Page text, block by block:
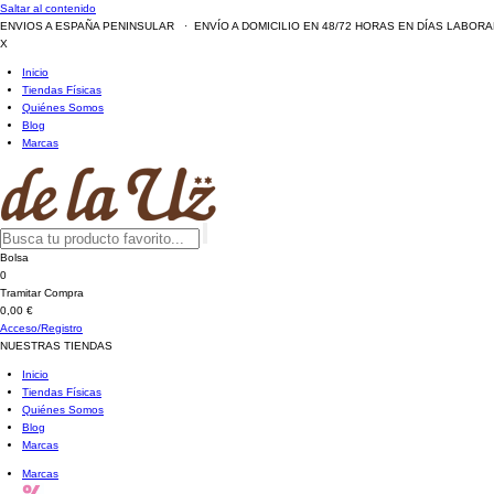
Saltar al contenido
ENVIOS A ESPAÑA PENINSULAR · ENVÍO A DOMICILIO EN 48/72 HORAS EN DÍAS
X
Inicio
Tiendas Físicas
Quiénes Somos
Blog
Marcas
Bolsa
0
Tramitar Compra
0,00 €
Acceso/Registro
NUESTRAS TIENDAS
Inicio
Tiendas Físicas
Quiénes Somos
Blog
Marcas
Marcas